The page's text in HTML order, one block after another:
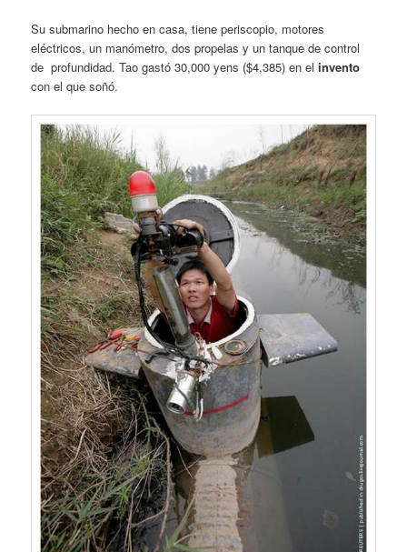
Su submarino hecho en casa, tiene periscopio, motores
eléctricos, un manómetro, dos propelas y un tanque de control
de profundidad. Tao gastó 30,000 yens ($4,385) en elinvento
con el que soñó.